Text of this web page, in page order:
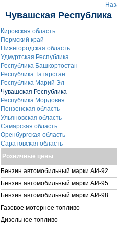
Чувашская Республика
Кировская область
Пермский край
Нижегородская область
Удмуртская Республика
Республика Башкортостан
Республика Татарстан
Республика Марий Эл
Чувашская Республика
Республика Мордовия
Пензенская область
Ульяновская область
Самарская область
Оренбургская область
Саратовская область
Розничные цены
Бензин автомобильный марки АИ-92
Бензин автомобильный марки АИ-95
Бензин автомобильный марки АИ-98
Газовое моторное топливо
Дизельное топливо